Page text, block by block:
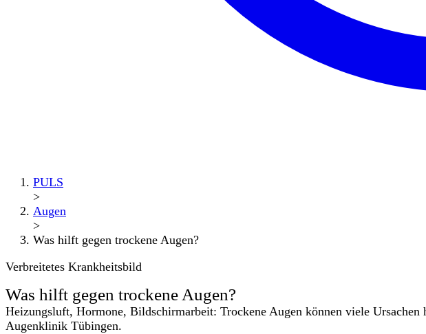
PULS
>
Augen
>
Was hilft gegen trockene Augen?
Verbreitetes Krankheitsbild
Was hilft gegen trockene Augen?
Heizungsluft, Hormone, Bildschirmarbeit: Trockene Augen können viele
Augenklinik Tübingen.